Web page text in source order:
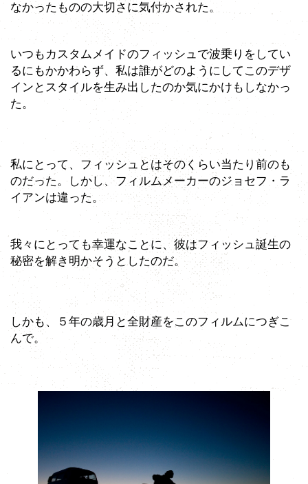
なかったものの大切さに気付かされた。
いつもカスタムメイドのフィッシュで波乗りをしてい
るにもかかわらず、私は誰がどのようにしてこのデザ
インとスタイルを生み出したのか気にかけもしなかっ
た。
私にとって、フィッシュとはそのくらい当たり前のも
のだった。しかし、フィルムメーカーのジョセフ・ラ
イアンは違った。
我々にとっても幸運なことに、彼はフィッシュ誕生の
秘密を解き明かそうとしたのだ。
しかも、５年の歳月と全財産をこのフィルムにつぎこ
んで。